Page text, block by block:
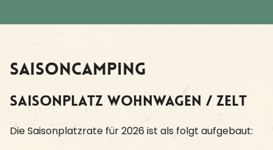
Saisoncamping
Saisonplatz Wohnwagen / Zelt
Die Saisonplatzrate für 2026 ist als folgt aufgebaut: